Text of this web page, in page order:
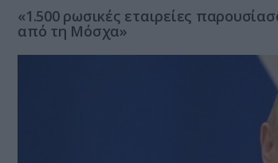
«1.500 ρωσικές εταιρείες
από τη Μόσχα»